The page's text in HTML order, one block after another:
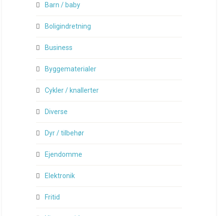
Barn / baby
Boligindretning
Business
Byggematerialer
Cykler / knallerter
Diverse
Dyr / tilbehør
Ejendomme
Elektronik
Fritid